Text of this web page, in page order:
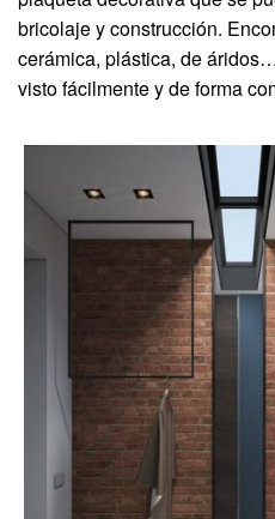
bricolaje y construcción.
cerámica, plástica, de
visto fácilmente y de forma